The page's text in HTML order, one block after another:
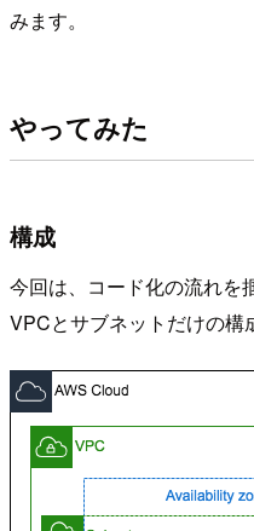
みます。
やってみた
構成
今回は、コード化の流れを
VPCとサブネットだけの構